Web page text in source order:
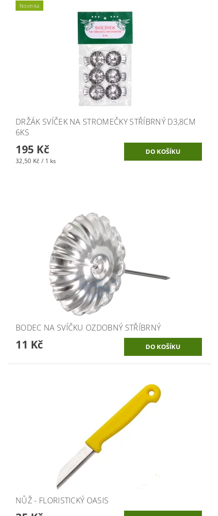
Novinka
DRŽÁK SVÍČEK NA STROMEČKY STŘÍBRNÝ D3,8CM
6KS
195 Kč
32,50 Kč / 1 ks
BODEC NA SVÍČKU OZDOBNÝ STŘÍBRNÝ
11 Kč
NŮŽ - FLORISTICKÝ OASIS